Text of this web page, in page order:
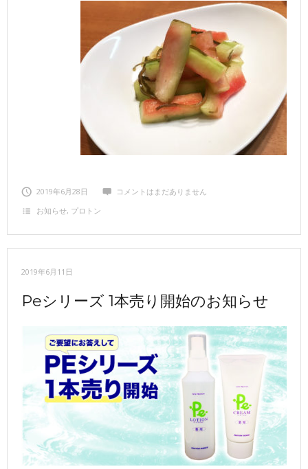
2019年6月28日
コメントはまだありません
お知らせ, プロトン
2019年6月11日
Peシリーズ 1本売り開始のお知らせ